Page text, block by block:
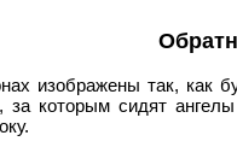
изображены так, как
за которым сидят